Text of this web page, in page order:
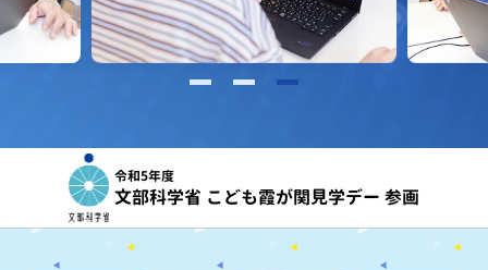
令和5年度
文部科学省 こども霞が関見学デー 参画